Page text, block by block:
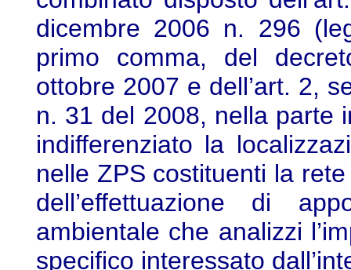
dicembre 2006 n. 296
primo comma, del
ottobre 2007 e dell’art. 2,
n. 31 del 2008, nella parte
indifferenziato la
nelle ZPS costituenti la
dell’effettuazione di
ambientale che analizzi
specifico interessato